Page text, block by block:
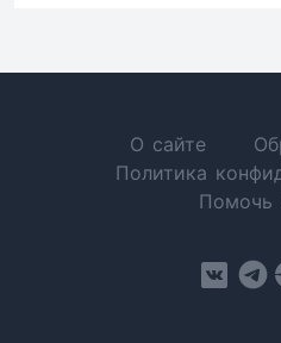
О сайте
Политика
Помочь